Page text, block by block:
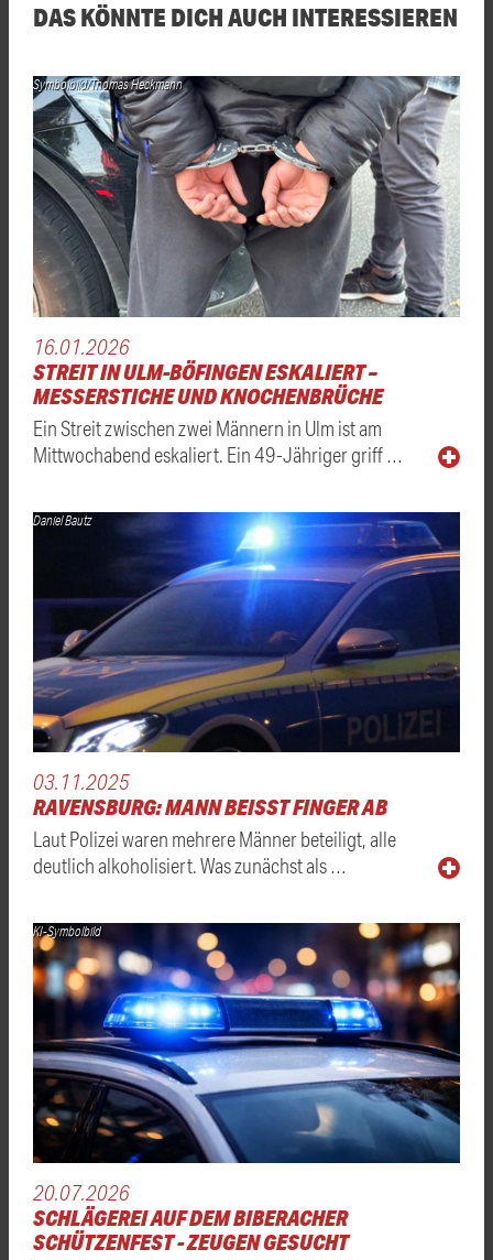
DAS KÖNNTE DICH AUCH INTERESSIEREN
Symbolbild/Thomas Heckmann
16.01.2026
STREIT IN ULM-BÖFINGEN ESKALIERT –
MESSERSTICHE UND KNOCHENBRÜCHE
Ein Streit zwischen zwei Männern in Ulm ist am
Mittwochabend eskaliert. Ein 49-Jähriger griff …
Daniel Bautz
03.11.2025
RAVENSBURG: MANN BEISST FINGER AB
Laut Polizei waren mehrere Männer beteiligt, alle
deutlich alkoholisiert. Was zunächst als …
KI-Symbolbild
20.07.2026
SCHLÄGEREI AUF DEM BIBERACHER
SCHÜTZENFEST - ZEUGEN GESUCHT